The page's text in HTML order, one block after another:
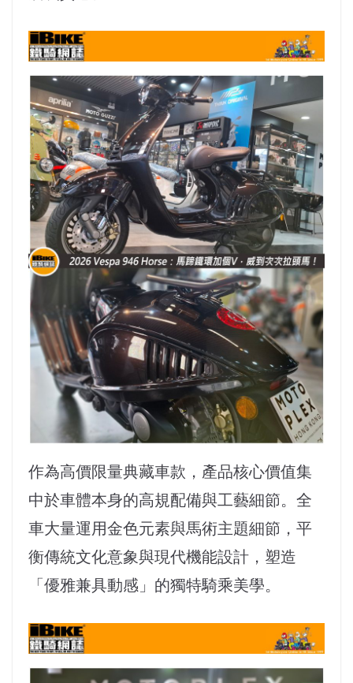
作為高價限量典藏車款，產品核心價值集
中於車體本身的高規配備與工藝細節。全
車大量運用金色元素與馬術主題細節，平
衡傳統文化意象與現代機能設計，塑造
「優雅兼具動感」的獨特騎乘美學。